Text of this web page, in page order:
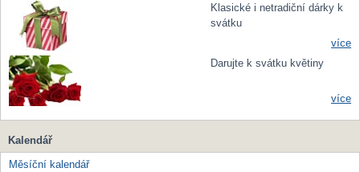
Klasické i netradiční dárky k
svátku
více
Darujte k svátku květiny
více
Kalendář
Měsíční kalendář